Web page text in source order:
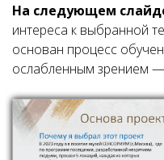
На следующем
интереса к выбранной
основан процесс
ослабленным зрением —